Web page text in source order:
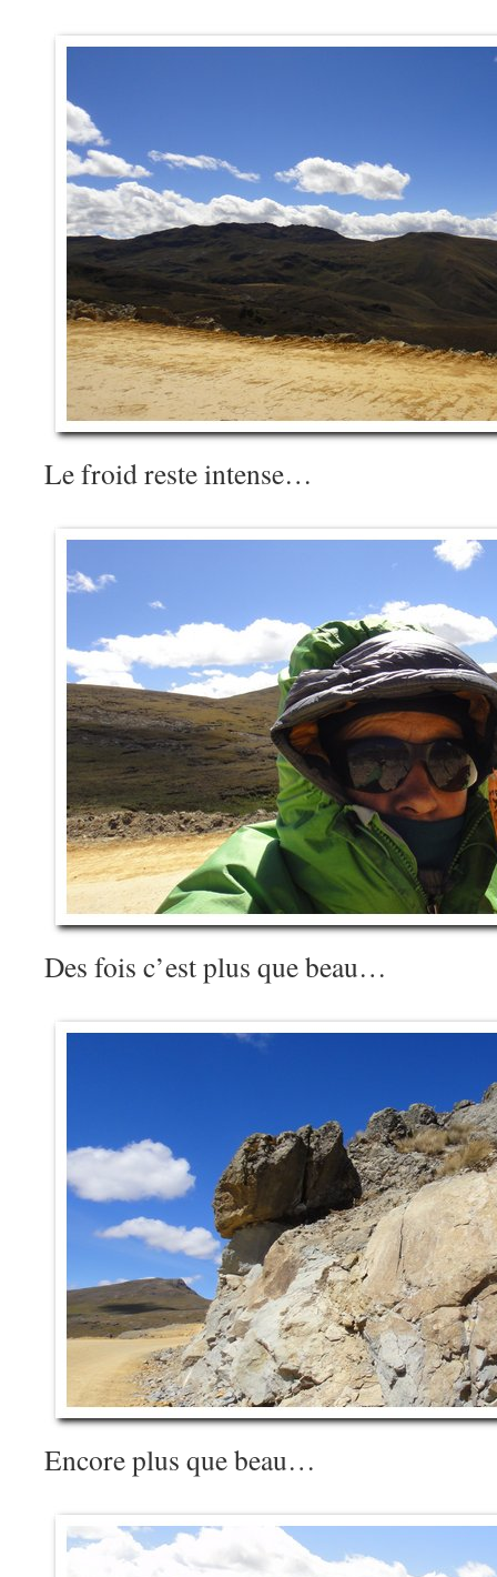
Le froid reste intense…
Des fois c’est plus que beau…
Encore plus que beau…